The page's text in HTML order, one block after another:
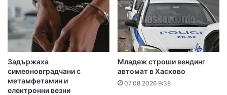
Задържаха
симеоновградчани с
метамфетамин и
електронни везни
Младеж строши вендинг
автомат в Хасково
07.08.2026 9:38